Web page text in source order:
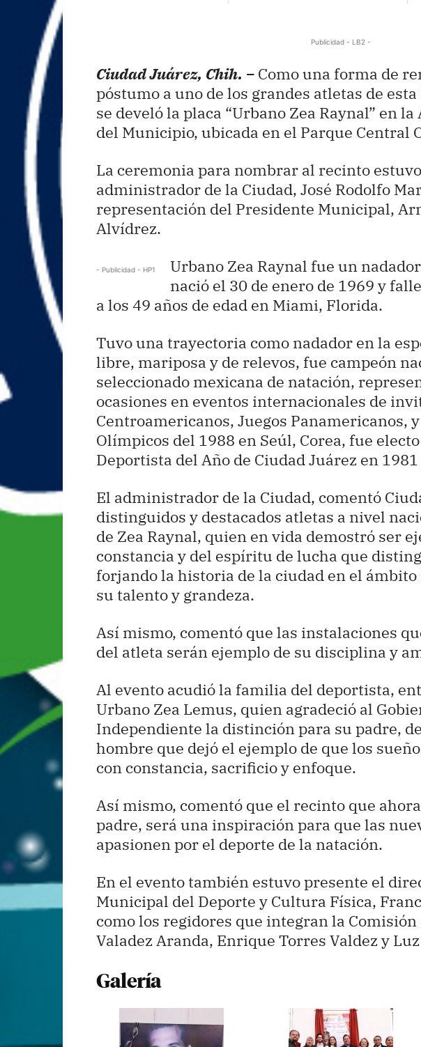
Publicidad - LB2 -
Ciudad Juárez, Chih. – Como una forma de
póstumo a uno de los grandes atletas de
se develó la placa “Urbano Zea Raynal” en
del Municipio, ubicada en el Parque Central
La ceremonia para nombrar al recinto
administrador de la Ciudad, José Rodolfo
representación del Presidente Municipal,
Alvídrez.
- Publicidad - HP1
Urbano Zea Raynal fue un
nació el 30 de enero de 1969 y
a los 49 años de edad en Miami, Florida.
Tuvo una trayectoria como nadador en la
libre, mariposa y de relevos, fue campeón
seleccionado mexicana de natación,
ocasiones en eventos internacionales de
Centroamericanos, Juegos Panamericanos,
Olímpicos del 1988 en Seúl, Corea, fue
Deportista del Año de Ciudad Juárez en
El administrador de la Ciudad, comentó
distinguidos y destacados atletas a nivel
de Zea Raynal, quien en vida demostró ser
constancia y del espíritu de lucha que
forjando la historia de la ciudad en el
su talento y grandeza.
Así mismo, comentó que las instalaciones
del atleta serán ejemplo de su disciplina y
Al evento acudió la familia del deportista,
Urbano Zea Lemus, quien agradeció al
Independiente la distinción para su padre,
hombre que dejó el ejemplo de que los
con constancia, sacrificio y enfoque.
Así mismo, comentó que el recinto que
padre, será una inspiración para que las
apasionen por el deporte de la natación.
En el evento también estuvo presente el
Municipal del Deporte y Cultura Física,
como los regidores que integran la
Valadez Aranda, Enrique Torres Valdez y
Galería